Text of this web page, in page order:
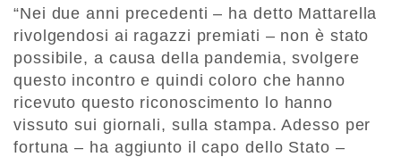
“Nei due anni precedenti – ha detto Mattarella
rivolgendosi ai ragazzi premiati – non è stato
possibile, a causa della pandemia, svolgere
questo incontro e quindi coloro che hanno
ricevuto questo riconoscimento lo hanno
vissuto sui giornali, sulla stampa. Adesso per
fortuna – ha aggiunto il capo dello Stato –